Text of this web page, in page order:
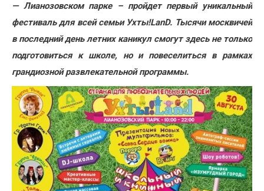
— Лианозовском парке – пройдет первый уникальный
фестиваль для всей семьи Ухты!LanD. Тысячи москвичей
в последний день летних каникул смогут здесь не только
подготовиться к школе, но и повеселиться в рамках
грандиозной развлекательной программы.